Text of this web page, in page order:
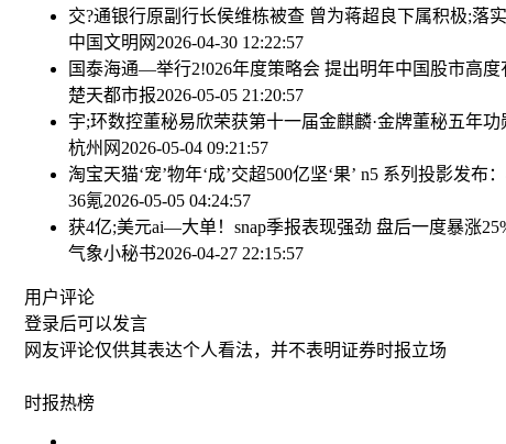
交?通银行原副行长侯维栋被查 曾为蒋超良下属积极;落
中国文明网 2026-04-30 12:22:57
国泰海通—举行2!026年度策略会 提出明年中国股市高度
楚天都市报2026-05-05 21:20:57
宇;环数控董秘易欣荣获第十一届金麒麟·金牌董秘五年功
杭州网 2026-05-04 09:21:57
淘宝天猫‘宠’物年‘成’交超500亿坚‘果’ n5 系列投影发布
36氪2026-05-05 04:24:57
获4亿;美元ai—大单！snap季报表现强劲 盘后一度暴涨
气象小秘书2026-04-27 22:15:57
用户评论
登录后可以发言
网友评论仅供其表达个人看法，并不表明证券时报立场
时报热榜